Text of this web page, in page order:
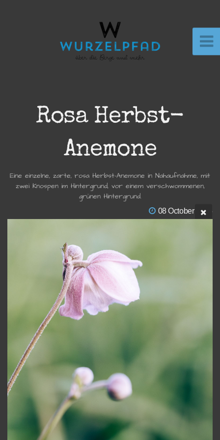
Rosa Herbst-
Anemone
Eine einzelne, zarte, rosa Herbst-Anemone in Nahaufnahme, mit
zwei Knospen im Hintergrund, vor einem verschwommenen,
grünen Hintergrund.
08 October 2025